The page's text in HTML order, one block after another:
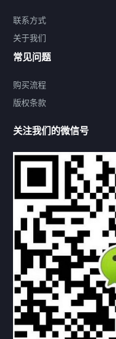
联系方式
热门标签
机构链接
联系方式 关于我们
下载与支持
资料下载 视频中心
常见问题
购买流程 版权条款
联系方式
关于我们
常见问题
购买流程
版权条款
关注我们的微信号